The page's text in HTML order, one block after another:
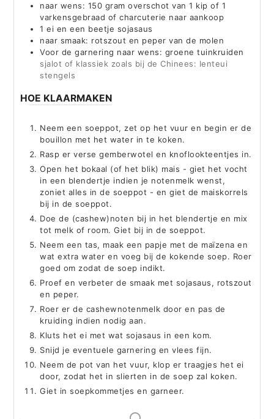
naar wens: 150 gram overschot van 1 kip of 1
varkensgebraad of charcuterie naar aankoop
1 ei en een beetje sojasaus
naar smaak: rotszout en peper van de molen
Voor de garnering naar wens: groene tuinkruiden
sjalot of klassiek zoals bij de Chinees: lenteui
stengels
HOE KLAARMAKEN
Neem een soeppot, zet op het vuur en begin er de
bouillon met het water in te koken.
Rasp er verse gemberwotel en knoflookteentjes in.
Open het bokaal (of het blik) mais - giet het vocht
in een blendertje indien je notenmelk wenst,
zoniet alles in de soeppot - en giet de maiskorrels
bij in de soeppot.
Doe de (cashew)noten bij in het blendertje en mix
tot melk of room. Giet bij in de soeppot.
Neem een tas, maak een papje met de maïzena en
wat extra water en voeg bij de kokende soep. Roer
goed om zodat de soep indikt.
Proef en verbeter de smaak met sojasaus, rotszout
en peper.
Roer er de cashewnotenmelk door en pas de
kruiding indien nodig aan.
Kluts het ei met wat sojasaus in een kom.
Snijd je eventuele garnering en vlees fijn.
Neem de pot van het vuur, klop er traagjes het ei
door, zodat het in slierten in de soep zal koken.
Giet in soepkommetjes en garneer.